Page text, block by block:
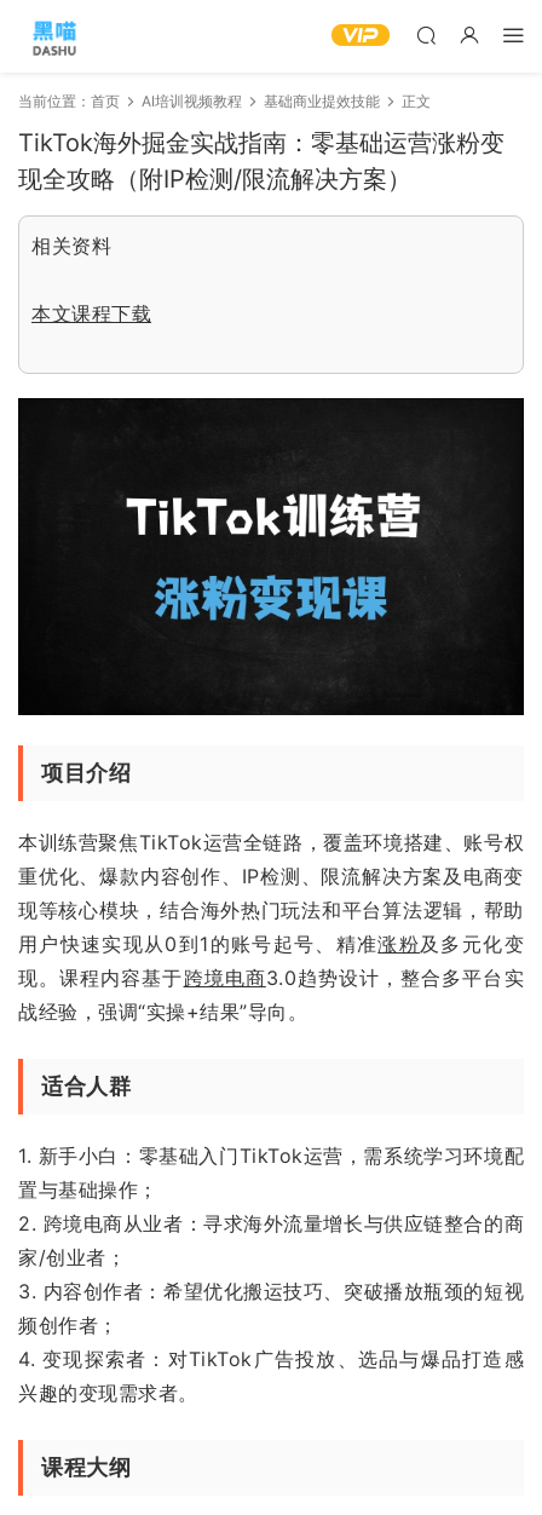
当前位置： 首页 AI培训视频教程 基础商业提效技能 正文
TikTok海外掘金实战指南：零基础运营涨粉变
现全攻略（附IP检测/限流解决方案）
相关资料
本文课程下载
项目介绍
本训练营聚焦TikTok运营全链路，覆盖环境搭建、账号权
重优化、爆款内容创作、IP检测、限流解决方案及电商变
现等核心模块，结合海外热门玩法和平台算法逻辑，帮助
用户快速实现从0到1的账号起号、精准涨粉及多元化变
现。课程内容基于跨境电商3.0趋势设计，整合多平台实
战经验，强调“实操+结果”导向。
适合人群
1. 新手小白：零基础入门TikTok运营，需系统学习环境配
置与基础操作；
2. 跨境电商从业者：寻求海外流量增长与供应链整合的商
家/创业者；
3. 内容创作者：希望优化搬运技巧、突破播放瓶颈的短视
频创作者；
4. 变现探索者：对TikTok广告投放、选品与爆品打造感
兴趣的变现需求者。
课程大纲